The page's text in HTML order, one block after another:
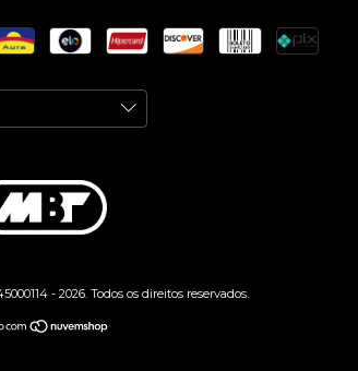
- 2026. Todos os direitos reservados.